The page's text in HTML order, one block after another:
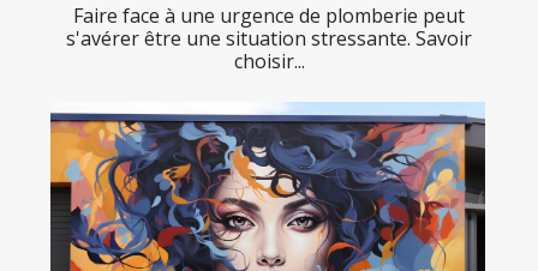
Faire face à une urgence de plomberie peut
s'avérer être une situation stressante. Savoir
choisir...